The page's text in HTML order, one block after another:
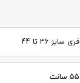
فری سایز 36 تا 44
55 سانت